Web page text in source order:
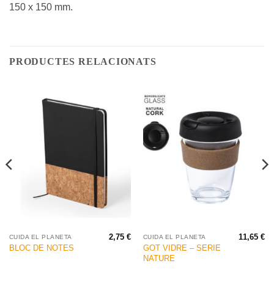
150 x 150 mm.
PRODUCTES RELACIONATS
CUIDA EL PLANETA
BLOC DE NOTES
2,75€ CUIDA EL PLANETA
GOT VIDRE – SERIE
NATURE
11,65€